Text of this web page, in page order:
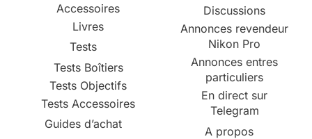
Accessoires
Livres
Tests
Tests Boîtiers
Tests Objectifs
Tests Accessoires
Guides d’achat
Discussions
Annonces revendeur
Nikon Pro
Annonces entres
particuliers
En direct sur
Telegram
A propos